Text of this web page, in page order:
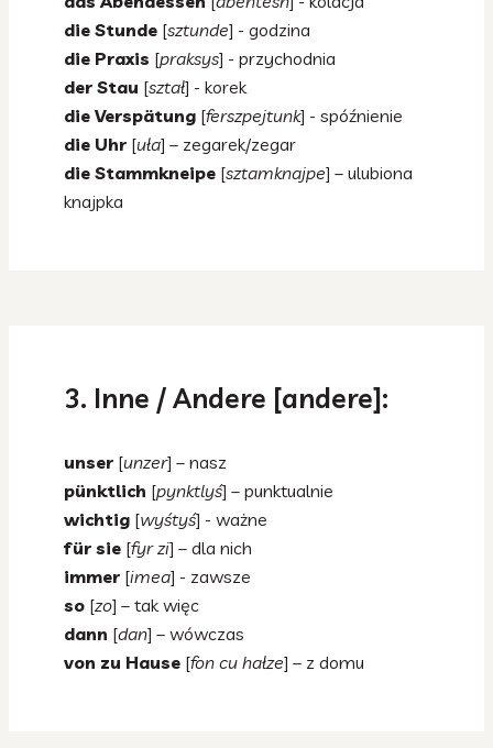
die Stunde [sztunde] - godzina
die Praxis [praksys] - przychodnia
der Stau [ształ] - korek
die Verspätung [ferszpejtunk] - spóźnienie
die Uhr [uła] – zegarek/zegar
die Stammkneipe [sztamknajpe] – ulubiona
knajpka
3. Inne / Andere [andere]:
unser [unzer] – nasz
pünktlich [pynktlyś] – punktualnie
wichtig [wyśtyś] - ważne
für sie [fyr zi] – dla nich
immer [imea] - zawsze
so [zo] – tak więc
dann [dan] – wówczas
von zu Hause [fon cu hałze] – z domu